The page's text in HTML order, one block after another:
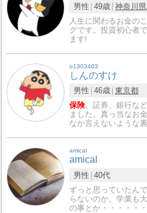
男性 49歳 神奈川県
人生に関わるお金の
グです。投資初心者
ます!
o1303403
しんのすけ
男性 46歳 東京都
保険、証券、銀行な
ました。真っ当なお
なか言えないような
amical
amical
男性 40代
ずっと思っていたん
らないのか。学業も
の事とか・・・・・